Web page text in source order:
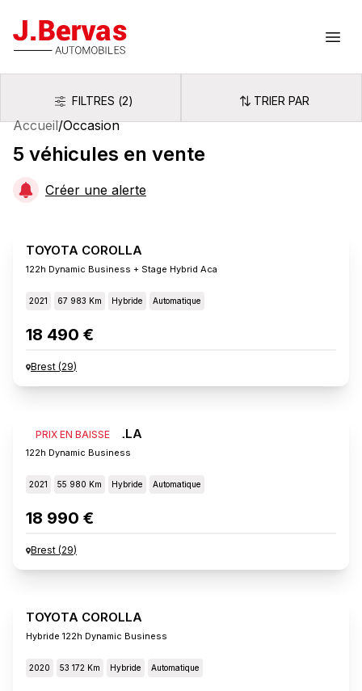
J.Bervas
FiltresFILTRES (2) Trier par
TRIER PAR
Accueil/Occasion
5 véhicules en vente
Créer une alerte
TOYOTA COROLLA
122h Dynamic Business + Stage Hybrid Aca
2021 67 983 Km Hybride Automatique
18 490 €
Brest (29)
PRIX EN BAISSE
TOYOTA COROLLA
122h Dynamic Business
2021 55 980 Km Hybride Automatique
18 990 €
Brest (29)
TOYOTA COROLLA
Hybride 122h Dynamic Business
2020 53 172 Km Hybride Automatique